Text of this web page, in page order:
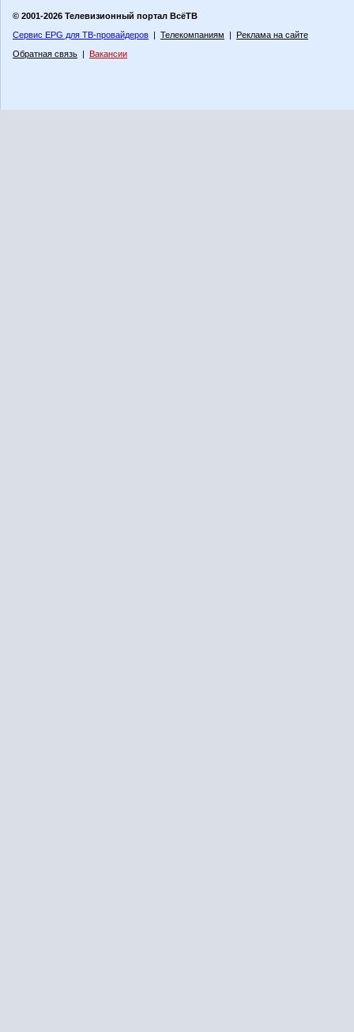
© 2001-2026 Телевизионный портал ВсёТВ
Сервис EPG для ТВ-провайдеров | Телекомпаниям | Реклама на сайте
Обратная связь | Вакансии